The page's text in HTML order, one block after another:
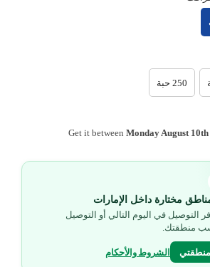
250 حبة
Get it betweenMonday August 10th
مختارة داخل الإمارات
التوصيل في اليوم التالي أو التوصيل
منطقتك.
الشروط والأحكام